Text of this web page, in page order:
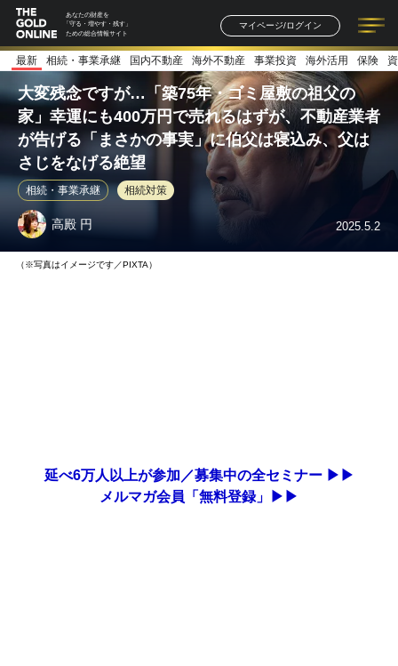
あなたの財産を
「守る・増やす・残す」
ための総合情報サイト
マイページ/ログイン
記事一覧 連載一覧
著者一覧 書籍一覧
最新 相続・事業承継 国内不動産 海外不動産 事業投資 海外活用 保険
大変残念ですが…「築75年・ゴミ屋敷の祖父の
家」幸運にも400万円で売れるはずが、不動産業者
が告げる「まさかの事実」に伯父は寝込み、父は
さじをなげる絶望
相続・事業承継 相続対策
高殿 円 2025.5.2
（※写真はイメージです／PIXTA）
延べ6万人以上が参加／募集中の全セミナー ▶▶
メルマガ会員「無料登録」▶▶